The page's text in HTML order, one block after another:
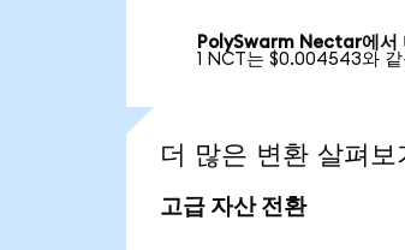
PolySwarm Nectar에서
1 NCT는 $0.004543와 같
더 많은 변환 살펴보
고급 자산 전환